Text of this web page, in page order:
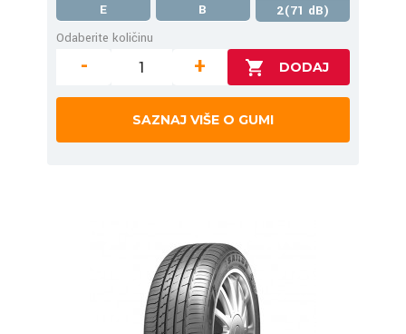
E B
2(71 dB)
Odaberite količinu
- +
SAZNAJ VIŠE O GUMI